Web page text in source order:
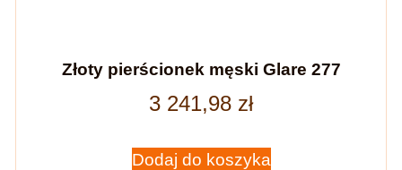
Złoty pierścionek męski Glare 277
3 241,98 zł
Dodaj do koszyka